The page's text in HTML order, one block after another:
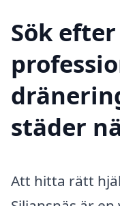
Sök
städer
Att hitta rätt